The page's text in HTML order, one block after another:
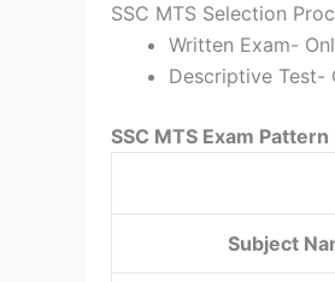
SSC MTS Selection
Written Exam-
Descriptive Test-
SSC MTS Exam Pattern
Subject